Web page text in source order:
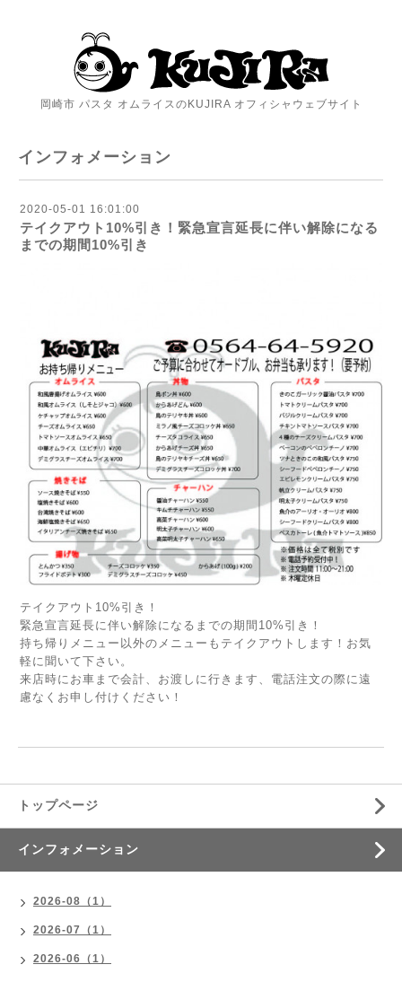
岡崎市 パスタ オムライスのKUJIRA オフィシャウェブサイト
インフォメーション
2020-05-01 16:01:00
テイクアウト10%引き！緊急宣言延長に伴い解除になる
までの期間10%引き
テイクアウト10%引き！
緊急宣言延長に伴い解除になるまでの期間10%引き！
持ち帰りメニュー以外のメニューもテイクアウトします！お気
軽に聞いて下さい。
来店時にお車まで会計、お渡しに行きます、電話注文の際に遠
慮なくお申し付けください！
トップページ
インフォメーション
2026-08（1）
2026-07（1）
2026-06（1）